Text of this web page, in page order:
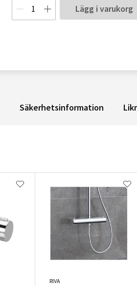
Lägg i varukorg
Säkerhetsinformation
RIVA